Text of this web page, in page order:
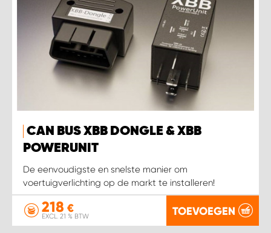
CAN BUS XBB DONGLE & XBB
POWERUNIT
De eenvoudigste en snelste manier om
voertuigverlichting op de markt te installeren!
218 €
EXCL. 21 % BTW TOEVOEGEN
WORK SYSTEM HARMELEN
WORK SYSTEM HARTWERD
WORK SYSTEM HEERLEN
WORK SYSTEM LOPIK AUTOSERVICE BENSCHOP
WORK SYSTEM LOPIK GARAGE STUIVENBERG
WORK SYSTEM NIEUWEGEIN